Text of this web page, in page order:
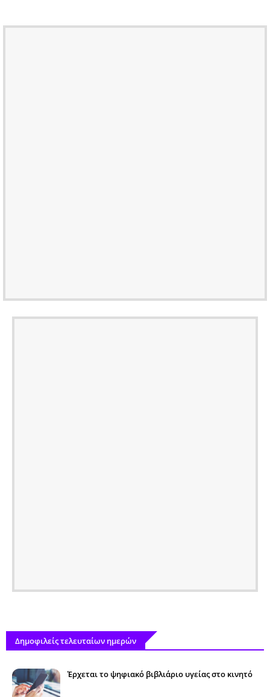
Δημοφιλείς τελευταίων ημερών
Έρχεται το ψηφιακό βιβλιάριο υγείας στο κινητό